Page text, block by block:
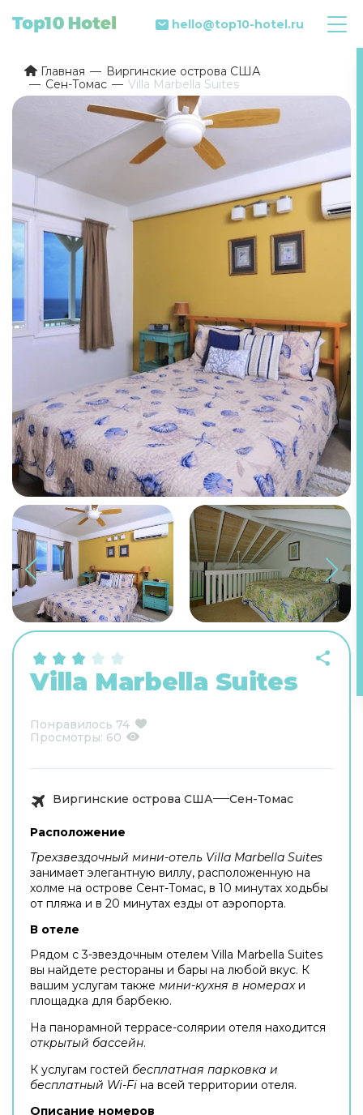
hello@top10-hotel.ru
Главная
Виргинские острова США
Сен-Томас
Villa Marbella Suites
Villa Marbella Suites
Понравилось 74
Просмотры: 60
Виргинские острова США Сен-Томас
Расположение
Трехзвездочный мини-отель Villa Marbella Suites
занимает элегантную виллу, расположенную на
холме на острове Сент-Томас, в 10 минутах ходьбы
от пляжа и в 20 минутах езды от аэропорта.
В отеле
Рядом с 3-звездочным отелем Villa Marbella Suites
вы найдете рестораны и бары на любой вкус. К
вашим услугам также мини-кухня в номерахи
площадка для барбекю.
На панорамной террасе-солярии отеля находится
открытый бассейн.
К услугам гостей бесплатная парковка и
бесплатный Wi-Fi на всей территории отеля.
Описание номеров